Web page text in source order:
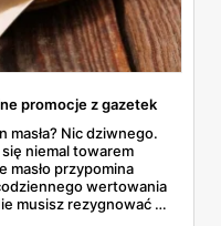
promocje z gazetek
masła? Nic dziwnego.
się niemal towarem
masło przypomina
wertowania
musisz rezygnować z